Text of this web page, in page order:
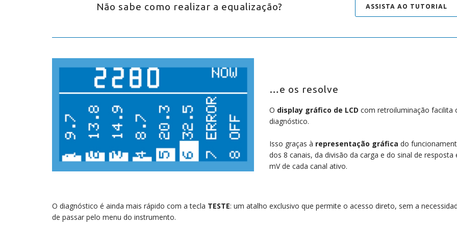
Não sabe como realizar a equalização? ASSISTA AO TUTORIAL
…e os resolve
O display gráfico de LCD com retroiluminação facilita
diagnóstico.
Isso graças à representação gráfica do
dos 8 canais, da divisão da carga e do sinal de resposta
mV de cada canal ativo.
O diagnóstico é ainda mais rápido com a tecla TESTE: um atalho exclusivo que permite o acesso direto, sem a
de passar pelo menu do instrumento.